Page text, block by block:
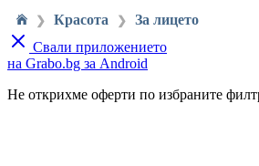
❯ Красота ❯
За лицето
Свали приложението
на Grabo.bg за Android
Не открихме оферти по избраните